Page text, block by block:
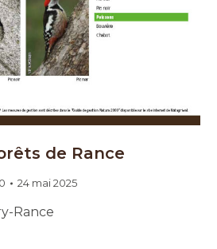
de Rance
24 mai 2025
Rance